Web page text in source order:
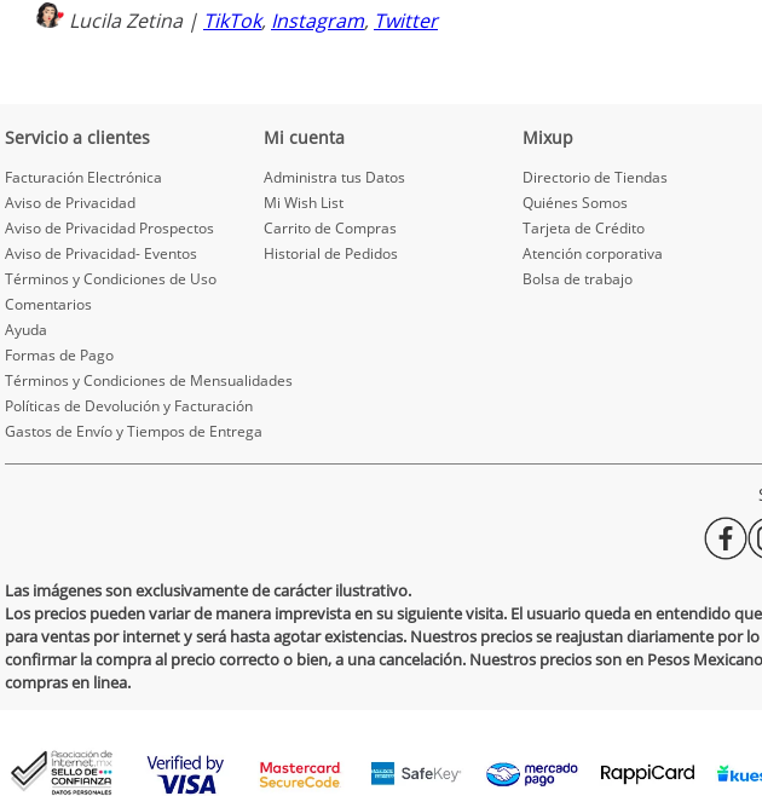
Lucila Zetina | TikTok, Instagram, Twitter
Servicio a clientes
Facturación Electrónica
Aviso de Privacidad
Aviso de Privacidad Prospectos
Aviso de Privacidad- Eventos
Términos y Condiciones de Uso
Comentarios
Ayuda
Formas de Pago
Términos y Condiciones de Mensualidades
Políticas de Devolución y Facturación
Gastos de Envío y Tiempos de Entrega
Mi cuenta
Administra tus Datos
Mi Wish List
Carrito de Compras
Historial de Pedidos
Mixup
Directorio de Tiendas
Quiénes Somos
Tarjeta de Crédito
Atención corporativa
Bolsa de trabajo
Las imágenes son exclusivamente de carácter ilustrativo.
Los precios pueden variar de manera imprevista en su siguiente visita. El usuario queda en entendido
para ventas por internet y será hasta agotar existencias. Nuestros precios se reajustan diariamente por
confirmar la compra al precio correcto o bien, a una cancelación. Nuestros precios son en Pesos
compras en linea.